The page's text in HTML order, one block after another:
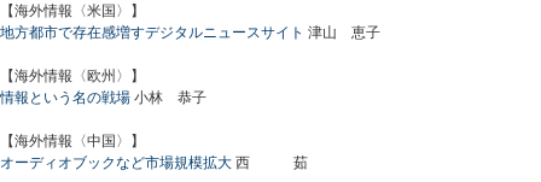
【海外情報〈米国〉】
地方都市で存在感増すデジタルニュースサイト 津山 恵子
【海外情報〈欧州〉】
情報という名の戦場 小林 恭子
【海外情報〈中国〉】
オーディオブックなど市場規模拡大 西 茹